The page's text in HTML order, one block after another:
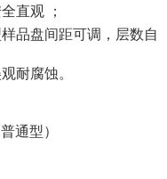
直观
；
品盘间距可调，层数自
耐腐蚀。
普通型）